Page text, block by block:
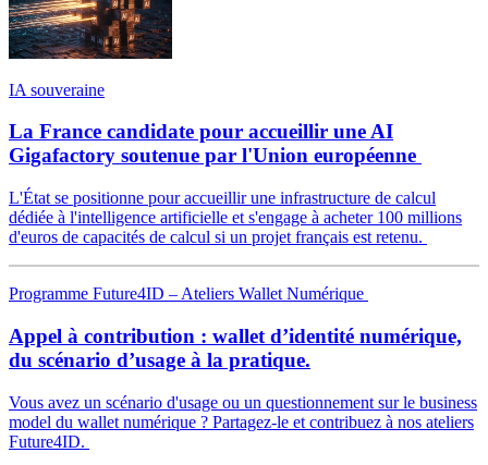
IA souveraine
La France candidate pour accueillir une AI
Gigafactory soutenue par l'Union européenne
L'État se positionne pour accueillir une infrastructure de calcul
dédiée à l'intelligence artificielle et s'engage à acheter 100 millions
d'euros de capacités de calcul si un projet français est retenu.
Programme Future4ID – Ateliers Wallet Numérique
Appel à contribution : wallet d’identité numérique,
du scénario d’usage à la pratique.
Vous avez un scénario d'usage ou un questionnement sur le business
model du wallet numérique ? Partagez-le et contribuez à nos ateliers
Future4ID.